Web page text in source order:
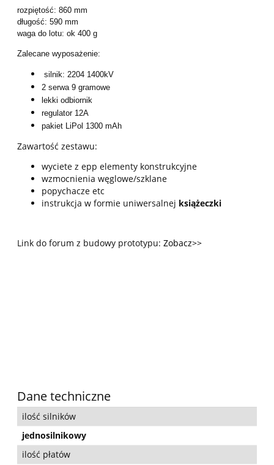
rozpiętość: 860 mm
długość: 590 mm
waga do lotu: ok 400 g
Zalecane wyposażenie:
silnik: 2204 1400kV
2 serwa 9 gramowe
lekki odbiornik
regulator 12A
pakiet LiPol 1300 mAh
Zawartość zestawu:
wyciete z epp elementy konstrukcyjne
wzmocnienia węglowe/szklane
popychacze etc
instrukcja w formie uniwersalnej książeczki
Link do forum z budowy prototypu: Zobacz>>
Dane techniczne
ilość silników
jednosilnikowy
ilość płatów